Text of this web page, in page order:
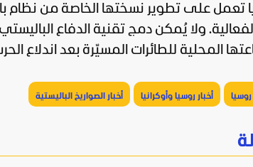
تعمل على تطوير نسختها الخاصة من نظام
ولا يُمكن دمج تقنية الدفاع
المحلية للطائرات المسيّرة بعد اندلاع
روسيا أخبار روسيا وأوكرانيا أخبار الصواريخ الباليستية